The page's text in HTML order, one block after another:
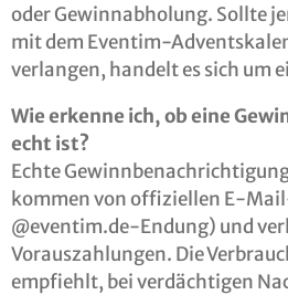
oder Gewinnabholung. Sollte
mit dem Eventim-
verlangen, handelt es sich um
Wie erkenne ich, ob eine
echt ist?
Echte
kommen von offiziellen E-
@eventim.de-Endung) und
Vorauszahlungen. Die
empfiehlt, bei verdächtigen